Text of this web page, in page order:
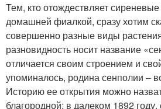
Тем, кто отождествляет
домашней фиалкой, сразу хотим
совершенно разные виды
разновидность носит название
отличается своим строением и
упоминалось, родина сенполии –
Историю ее открытия можно
благородной: в далеком 1892